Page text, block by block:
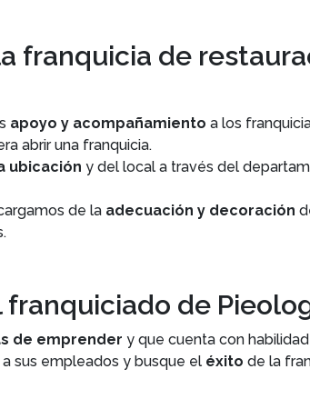
franquicia de
apoyo y acompañamiento a los
abrir una franquicia.
ubicación y del local a través del
de la adecuación y decoración
franquiciado de
de emprender y que cuenta con
sus empleados y busque el éxito de la